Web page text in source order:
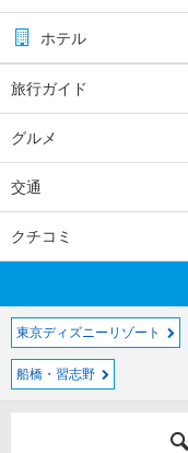
ホテル
旅行ガイド
グルメ
交通
クチコミ
東京ディズニーリゾート
船橋・習志野